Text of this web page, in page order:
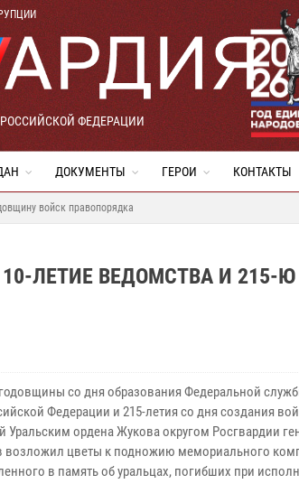
ФЕДЕРАЦИИ
ДОКУМЕНТЫ ГЕРОИ КОНТАКТЫ
войск правопорядка
ЛЕТИЕ ВЕДОМСТВА И 215-Ю
годовщины со дня образования Федеральной
Федерации и 215-летия со дня создания
ордена Жукова округом Росгвардии
возложил цветы к подножию мемориального
в память об уральцах, погибших при